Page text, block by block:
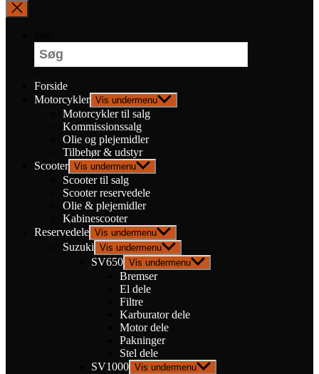
Forside
Motorcykler Vis undermenu
Motorcykler til salg
Kommissionssalg
Olie og plejemidler
Tilbehør & udstyr
Scooter Vis undermenu
Scooter til salg
Scooter reservedele
Olie & plejemidler
Kabinescooter
Reservedele Vis undermenu
Suzuki Vis undermenu
SV650 Vis undermenu
Bremser
El dele
Filtre
Karburator dele
Motor dele
Pakninger
Stel dele
SV1000 Vis undermenu